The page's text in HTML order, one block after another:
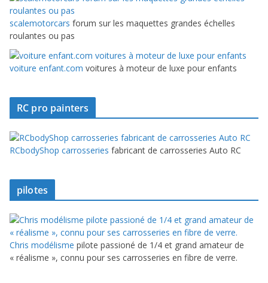
scalemotorcars forum sur les maquettes grandes échelles
roulantes ou pas
voiture enfant.com voitures à moteur de luxe pour enfants
RC pro painters
RCbodyShop carrosseries fabricant de carrosseries Auto RC
pilotes
Chris modélisme pilote passioné de 1/4 et grand amateur de
« réalisme », connu pour ses carrosseries en fibre de verre.